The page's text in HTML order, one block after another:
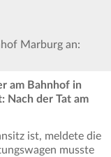
Marburg an:
am Bahnhof in
Nach der Tat am
ist, meldete die
musste